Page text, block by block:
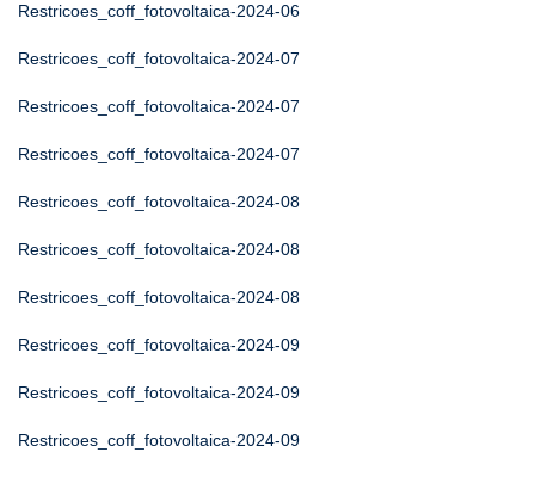
Restricoes_coff_fotovoltaica-2024-06
Restricoes_coff_fotovoltaica-2024-07
Restricoes_coff_fotovoltaica-2024-07
Restricoes_coff_fotovoltaica-2024-07
Restricoes_coff_fotovoltaica-2024-08
Restricoes_coff_fotovoltaica-2024-08
Restricoes_coff_fotovoltaica-2024-08
Restricoes_coff_fotovoltaica-2024-09
Restricoes_coff_fotovoltaica-2024-09
Restricoes_coff_fotovoltaica-2024-09